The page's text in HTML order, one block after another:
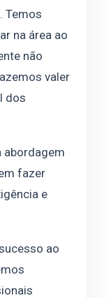
Temos
na área ao
não
valer
dos
abordagem
fazer
e
ao